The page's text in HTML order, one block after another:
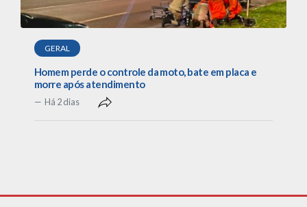
GERAL
Homem perde o controle da moto, bate em placa e
morre após atendimento
Há 2 dias